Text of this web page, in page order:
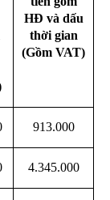
HĐ và dấu
thời gian
(Gồm VAT)
913.000
4.345.000